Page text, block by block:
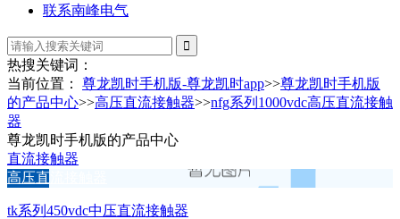
联系南峰电气
热搜关键词：
当前位置：
尊龙凯时手机版-尊龙凯时app>>尊龙凯时手机版
的产品中心>>高压直流接触器>>nfg系列1000vdc高压直流接触
器
尊龙凯时手机版的产品中心
直流接触器
高压直流接触器
tk系列450vdc中压直流接触器